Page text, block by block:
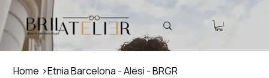
Home >Etnia Barcelona - Alesi - BRGR